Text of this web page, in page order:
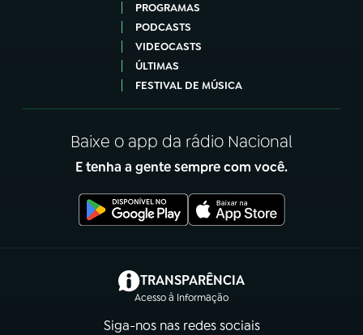
PROGRAMAS
PODCASTS
VIDEOCASTS
ÚLTIMAS
FESTIVAL DE MÚSICA
Baixe o app da rádio Nacional
E tenha a gente sempre com você.
TRANSPARÊNCIA
Acesso à Informação
(abre em nova aba)
Siga-nos nas redes sociais